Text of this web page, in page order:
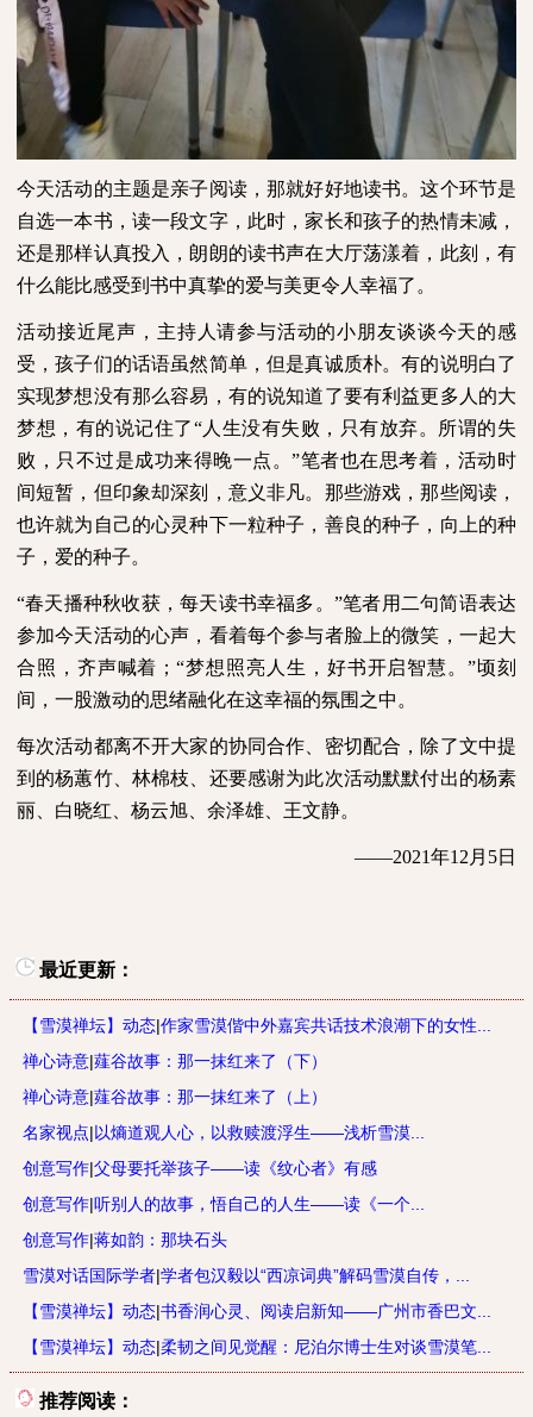
今天活动的主题是亲子阅读，那就好好地读书。这个环节是
自选一本书，读一段文字，此时，家长和孩子的热情未减，
还是那样认真投入，朗朗的读书声在大厅荡漾着，此刻，有
什么能比感受到书中真挚的爱与美更令人幸福了。
活动接近尾声，主持人请参与活动的小朋友谈谈今天的感
受，孩子们的话语虽然简单，但是真诚质朴。有的说明白了
实现梦想没有那么容易，有的说知道了要有利益更多人的大
梦想，有的说记住了“人生没有失败，只有放弃。所谓的失
败，只不过是成功来得晚一点。”笔者也在思考着，活动时
间短暂，但印象却深刻，意义非凡。那些游戏，那些阅读，
也许就为自己的心灵种下一粒种子，善良的种子，向上的种
子，爱的种子。
“春天播种秋收获，每天读书幸福多。”笔者用二句简语表达
参加今天活动的心声，看着每个参与者脸上的微笑，一起大
合照，齐声喊着；“梦想照亮人生，好书开启智慧。”顷刻
间，一股激动的思绪融化在这幸福的氛围之中。
每次活动都离不开大家的协同合作、密切配合，除了文中提
到的杨蕙竹、林棉枝、还要感谢为此次活动默默付出的杨素
丽、白晓红、杨云旭、余泽雄、王文静。
——2021年12 月 5日
最近更新：
【雪漠禅坛】动态|作家雪漠偕中外嘉宾共话技术浪潮下的女性...
禅心诗意|薤谷故事：那一抹红来了（下）
禅心诗意|薤谷故事：那一抹红来了（上）
名家视点|以熵道观人心，以救赎渡浮生——浅析雪漠...
创意写作|父母要托举孩子——读《纹心者》有感
创意写作|听别人的故事，悟自己的人生——读《一个...
创意写作|蒋如韵：那块石头
雪漠对话国际学者|学者包汉毅以“西凉词典”解码雪漠自传，...
【雪漠禅坛】动态|书香润心灵、阅读启新知——广州市香巴文...
【雪漠禅坛】动态|柔韧之间见觉醒：尼泊尔博士生对谈雪漠笔...
推荐阅读：